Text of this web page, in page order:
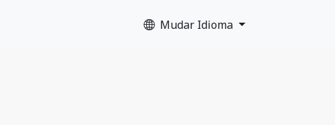
Mudar Idioma